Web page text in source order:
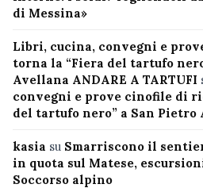
di Messina»
Libri, cucina, convegni e
torna la “Fiera del tartufo
Avellana ANDARE A TARTUFI
convegni e prove cinofile di
del tartufo nero” a San Pietro
kasia su Smarriscono il
in quota sul Matese,
Soccorso alpino